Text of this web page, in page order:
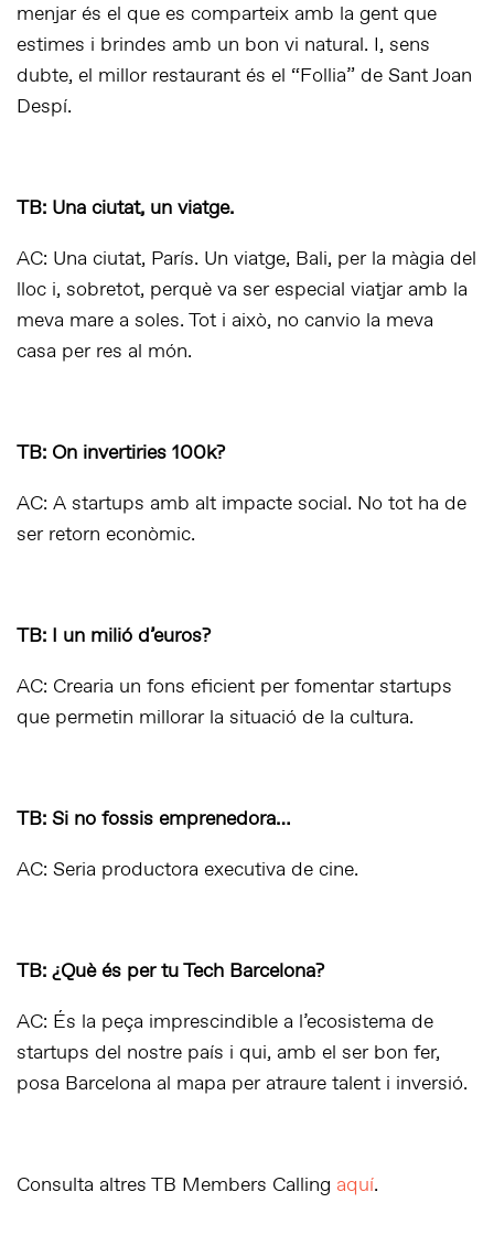
menjar és el que es comparteix amb la gent que
estimes i brindes amb un bon vi natural. I, sens
dubte, el millor restaurant és el “Follia” de Sant Joan
Despí.
TB: Una ciutat, un viatge.
AC: Una ciutat, París. Un viatge, Bali, per la màgia del
lloc i, sobretot, perquè va ser especial viatjar amb la
meva mare a soles. Tot i això, no canvio la meva
casa per res al món.
TB: On invertiries 100k?
AC: A startups amb alt impacte social. No tot ha de
ser retorn econòmic.
TB: I un milió d’euros?
AC: Crearia un fons eficient per fomentar startups
que permetin millorar la situació de la cultura.
TB: Si no fossis emprenedora…
AC: Seria productora executiva de cine.
TB: ¿Què és per tu Tech Barcelona?
AC: És la peça imprescindible a l’ecosistema de
startups del nostre país i qui, amb el ser bon fer,
posa Barcelona al mapa per atraure talent i inversió.
Consulta altres TB Members Calling aquí.